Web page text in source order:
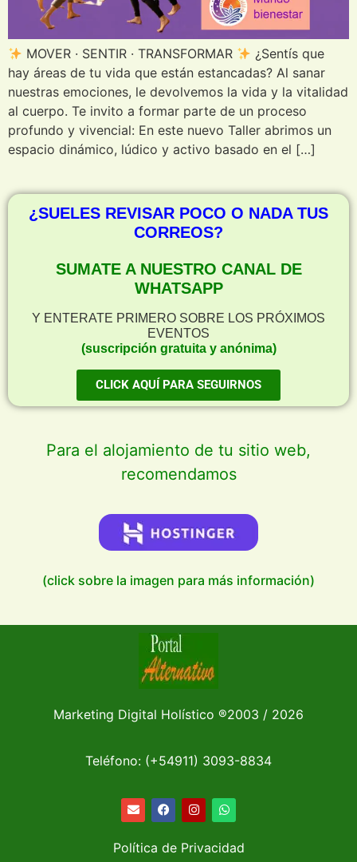
MOVER · SENTIR · TRANSFORMAR
¿Sentís que
hay áreas de tu vida que están estancadas? Al sanar
nuestras emociones, le devolvemos la vida y la vitalidad
al cuerpo. Te invito a formar parte de un proceso
profundo y vivencial: En este nuevo Taller abrimos un
espacio dinámico, lúdico y activo basado en el […]
¿SUELES REVISAR POCO O NADA TUS
CORREOS?
SUMATE A NUESTRO CANAL DE
WHATSAPP
Y ENTERATE PRIMERO SOBRE LOS PRÓXIMOS
EVENTOS
(suscripción gratuita y anónima)
CLICK AQUÍ PARA SEGUIRNOS
Para el alojamiento de tu sitio web,
recomendamos
(click sobre la imagen para más información)
Marketing Digital Holístico ®2003 / 2026
Teléfono: (+54911) 3093-8834
Política de Privacidad